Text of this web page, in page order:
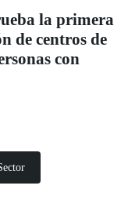
la primera
de centros de
con